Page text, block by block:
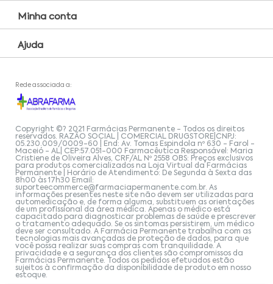
Minha conta
Ajuda
Rede associada a:
Copyright ©? 2021 Farmácias Permanente - Todos os direitos
reservados. RAZÃO SOCIAL | COMERCIAL DRUGSTORE|CNPJ:
05.230.009/0009-60 | End: Av. Tomas Espindola nº 630 - Farol -
Maceió - AL| CEP:57.051-000 Farmacêutica Responsável: Maria
Cristiene de Oliveira Alves, CRF/AL Nº 2558 OBS: Preços exclusivos
para produtos comercializados na Loja Virtual da Farmácias
Permanente | Horário de Atendimento: De Segunda à Sexta das
8h00 às 17h30 Email:
suporteecommerce@farmaciapermanente.com.br. As
informações presentes neste site não devem ser utilizadas para
automedicação e, de forma alguma, substituem as orientações
de um profissional da área médica. Apenas o médico está
capacitado para diagnosticar problemas de saúde e prescrever
o tratamento adequado. Se os sintomas persistirem, um médico
deve ser consultado. A Farmácia Permanente trabalha com as
tecnologias mais avançadas de proteção de dados, para que
você possa realizar suas compras com tranquilidade. A
privacidade e a segurança dos clientes são compromissos da
Farmácias Permanente. Todos os pedidos efetuados estão
sujeitos à confirmação da disponibilidade de produto em nosso
estoque.